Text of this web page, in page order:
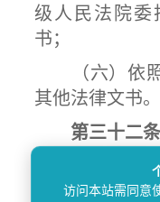
级人民法院委
书；
（六）依照
其他法律文书。
第三十二条
直辖市）高级
访问本站需同意